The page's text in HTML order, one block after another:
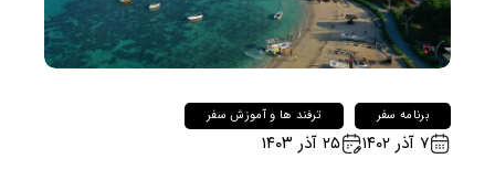
برنامه سفر ترفند ها و آموزش سفر
۷ آذر ۱۴۰۲ ۲۵ آذر ۱۴۰۳